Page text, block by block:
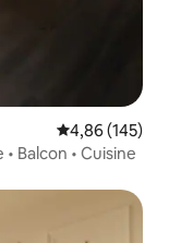
Évaluation
4,86 (145)
Balcon • Cuisine